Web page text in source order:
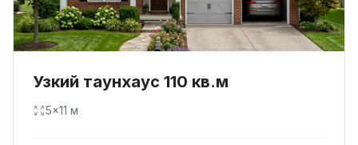
Узкий таунхаус 110 кв.м
5×11 м